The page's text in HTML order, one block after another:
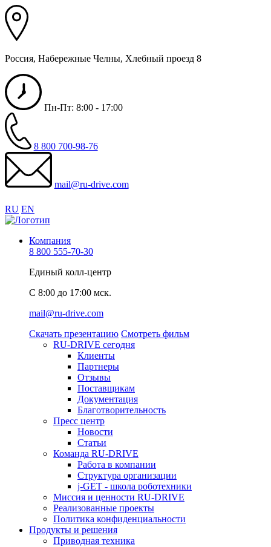
Россия, Набережные Челны, Хлебный проезд 8
Пн-Пт: 8:00 - 17:00
8 800 700-98-76
mail@ru-drive.com
RU EN
Компания
8 800 555-70-30
Единый колл-центр
C 8:00 до 17:00 мск.
mail@ru-drive.com
Скачать презентацию Смотреть фильм
RU-DRIVE сегодня
Клиенты
Партнеры
Отзывы
Поставщикам
Документация
Благотворительность
Пресс центр
Новости
Статьи
Команда RU-DRIVE
Работа в компании
Структура организации
j-GET - школа роботехники
Миссия и ценности RU-DRIVE
Реализованные проекты
Политика конфиденциальности
Продукты и решения
Приводная техника